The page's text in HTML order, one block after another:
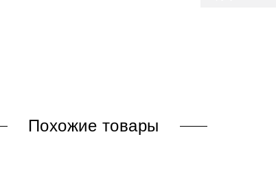
Похожие товары